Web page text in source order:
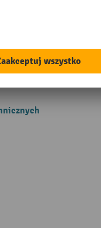
systemu odgradzającego